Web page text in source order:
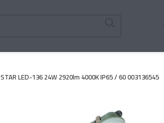
STAR LED-136 24W 2920lm 4000K IP65 / 60 003136545